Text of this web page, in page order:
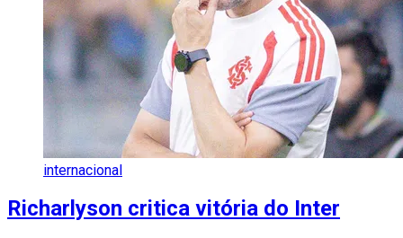
internacional
Richarlyson critica vitória do Inter